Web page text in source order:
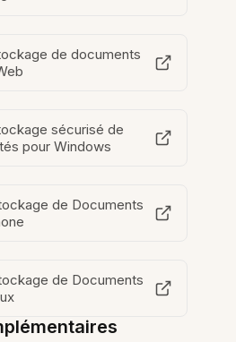
de documents
sécurisé de
pour Windows
de Documents
de Documents